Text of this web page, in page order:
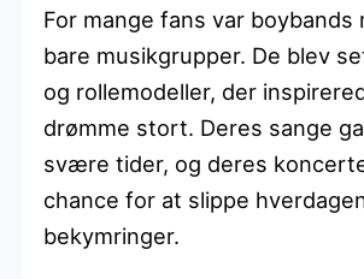
For mange fans var boybands
bare musikgrupper. De blev
og rollemodeller, der
drømme stort. Deres sange
svære tider, og deres
chance for at slippe
bekymringer.